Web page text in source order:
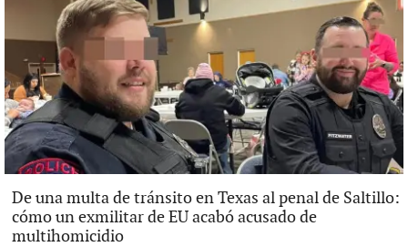
De una multa de tránsito en Texas al penal de Saltillo:
cómo un exmilitar de EU acabó acusado de
multihomicidio